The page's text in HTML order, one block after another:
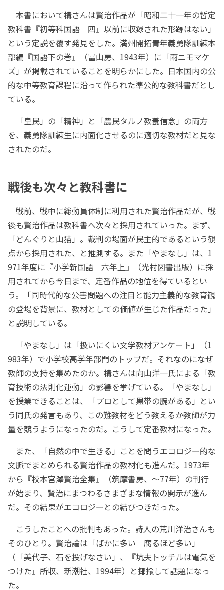
本書において構さんは賢治作品が「昭和二十一年の暫定
教科書『初等科国語 四』以前に収録された形跡はない」
という定説を覆す発見をした。満州開拓青年義勇隊訓練本
部編『国語下の巻』（冨山房、1943年）に「雨ニモマケ
ズ」が掲載されていることを明らかにした。日本国内の公
的な中等教育課程に沿って作られた準公的な教科書だとし
ている。
「皇民」の「精神」と「農民タルノ教養信念」の両方
を、義勇隊訓練生に内面化させるのに適切な教材だと見な
されたのだ。
戦後も次々と教科書に
戦前、戦中に総動員体制に利用された賢治作品だが、戦
後も賢治作品は教科書へ次々と採用されていった。まず、
「どんぐりと山猫」。裁判の場面が民主的であるという観
点から採用された、と推測する。また「やまなし」は、1
971年度に『小学新国語 六年上』（光村図書出版）に採
用されてから今日まで、定番作品の地位を得ているとい
う。「同時代的な公害問題への注目と能力主義的な教育観
の登場を背景に、教材としての価値が生じた作品だった」
と説明している。
「やまなし」は「扱いにくい文学教材アンケート」（1
983年）で小学校高学年部門のトップだ。それなのになぜ
教師の支持を集めたのか。構さんは向山洋一氏による「教
育技術の法則化運動」の影響を挙げている。「やまなし」
を授業できることは、「プロとして黒帯の腕がある」とい
う同氏の発言もあり、この難教材をどう教えるか教師が力
量を競うようになったのだ。こうして定番教材になった。
また、「自然の中で生きる」ことを問うエコロジー的な
文脈でまとめられる賢治作品の教材化も進んだ。1973年
から『校本宮澤賢治全集』（筑摩書房、～77年）の刊行
が始まり、賢治にまつわるさまざまな情報の開示が進ん
だ。その結果がエコロジーとの結びつきだった。
こうしたことへの批判もあった。詩人の荒川洋治さんも
そのひとり。賢治論は「ばかに多い 腐るほど多い」
（「美代子、石を投げなさい」、『坑夫トッチルは電気を
つけた』所収、新潮社、1994年）と揶揄して話題になっ
た。